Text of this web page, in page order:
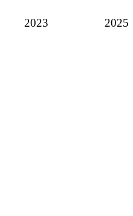
2023 2025